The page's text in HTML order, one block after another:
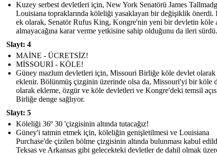
Kuzey serbest devletleri için, New York Senatörü James
Louisiana topraklarında köleliği yasaklayan bir değişiklik önerdi.
ek olarak, Senatör Rufus King, Kongre'nin yeni bir devletin köle
almayacağına karar verme yetkisine sahip olduğunu da ileri sürdü.
Slayt: 4
MAİNE - ÜCRETSİZ!
MİSSOURİ - KÖLE!
Güney mazlum devletleri için, Missouri Birliğe köle devlet olarak
eklenir. Bölünmüş çizginin üzerinde olsa da, Missouri'yi bir köle
olarak ekleme, özgür ve köle devletleri ve Kongre'deki temsil
Birliğe denge sağlıyor.
Slayt: 5
Köleliği 36º 30 'çizgisinin altında tutacağız!
Güney'i tatmin etmek için, köleliğin genişletilmesi ve Louisiana
Purchase'de çizilen bölme çizgisinin altında bulunması kabul
Teksas ve Arkansas gibi gelecekteki devletler de dahil olmak